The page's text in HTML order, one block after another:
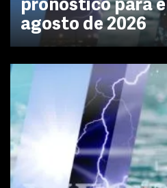
pronóstico para
agosto de 2026